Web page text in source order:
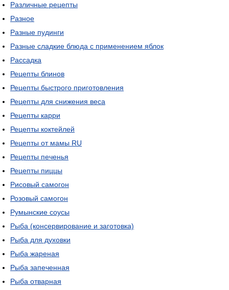
Различные рецепты
Разное
Разные пудинги
Разные сладкие блюда с применением яблок
Рассадка
Рецепты блинов
Рецепты быстрого приготовления
Рецепты для снижения веса
Рецепты карри
Рецепты коктейлей
Рецепты от мамы RU
Рецепты печенья
Рецепты пиццы
Рисовый самогон
Розовый самогон
Румынские соусы
Рыба (консервирование и заготовка)
Рыба для духовки
Рыба жареная
Рыба запеченная
Рыба отварная